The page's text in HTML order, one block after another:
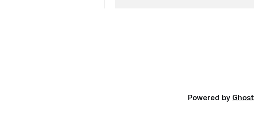
Powered by Ghost